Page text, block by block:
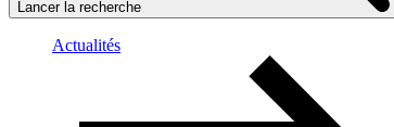
Lancer la recherche
Actualités